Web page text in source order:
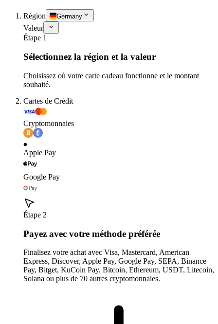
Région Germany
Valeur
Étape 1
Sélectionnez la région et la valeur
Choisissez où votre carte cadeau fonctionne et le montant
souhaité.
Cartes de Crédit
Cryptomonnaies
Apple Pay
Google Pay
Étape 2
Payez avec votre méthode préférée
Finalisez votre achat avec Visa, Mastercard, American
Express, Discover, Apple Pay, Google Pay, SEPA, Binance
Pay, Bitget, KuCoin Pay, Bitcoin, Ethereum, USDT, Litecoin,
Solana ou plus de 70 autres cryptomonnaies.